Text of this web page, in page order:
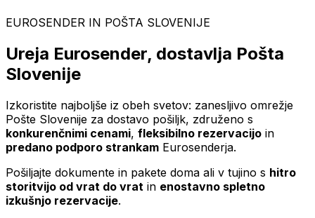
EUROSENDER IN POŠTA SLOVENIJE
Ureja Eurosender, dostavlja Pošta
Slovenije
Izkoristite najboljše iz obeh svetov: zanesljivo omrežje
Pošte Slovenije za dostavo pošiljk, združeno s
konkurenčnimi cenami, fleksibilno rezervacijo in
predano podporo strankam Eurosenderja.
Pošiljajte dokumente in pakete doma ali v tujino s hitro
storitvijo od vrat do vrat in enostavno spletno
izkušnjo rezervacije.